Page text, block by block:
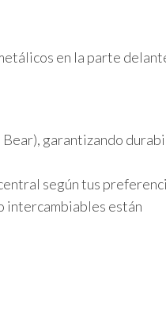
en la parte
Bear), garantizando
según tus
intercambiables están